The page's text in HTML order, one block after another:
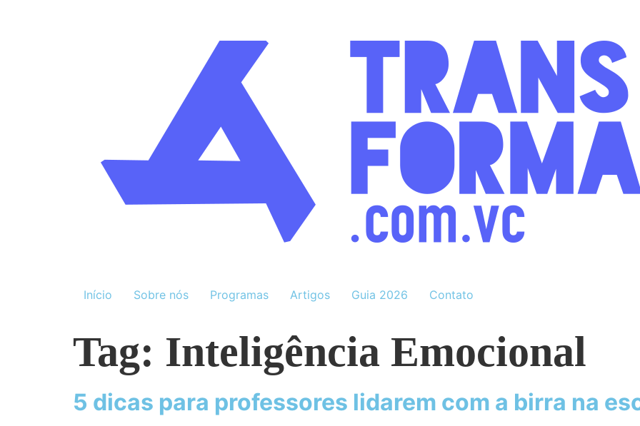
Início Sobre nós Programas Artigos Guia 2026 Contato
Tag: Inteligência Emocional
5 dicas para professores lidarem com a birra na